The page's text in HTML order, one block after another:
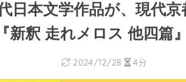
日本文学作品が、現代
新釈 走れメロス 他四篇
2024/12/28 4分